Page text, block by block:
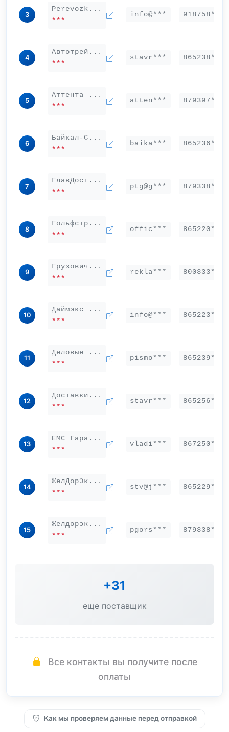
3
Perevozk...
***
info@*** 918758***
4
Автотрей...
***
stavr*** 865238***
5
Аттента ...
***
atten*** 879397***
6
Байкал-С...
***
baika*** 865236***
7
ГлавДост...
***
ptg@g*** 879338***
8
Гольфстр...
***
offic*** 865220***
9
Грузович...
***
rekla*** 800333***
10
Даймэкс ...
***
info@*** 865223***
11
Деловые ...
***
pismo*** 865239***
12
Доставки...
***
stavr*** 865256***
13
ЕМС Гара...
***
vladi*** 867250***
14
ЖелДорЭк...
***
stv@j*** 865229***
15
Желдорэк...
***
pgors*** 879338***
+31
еще поставщик
Все контакты вы получите после
оплаты
Как мы проверяем данные перед отправкой